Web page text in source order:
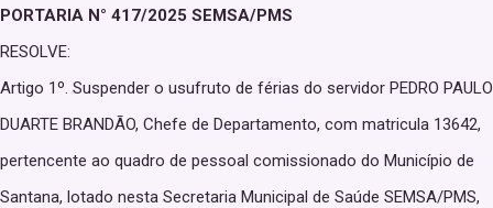
PORTARIA N° 417/2025 SEMSA/PMS
RESOLVE:
Artigo 1º. Suspender o usufruto de férias do servidor PEDRO PAULO
DUARTE BRANDÃO, Chefe de Departamento, com matricula 13642,
pertencente ao quadro de pessoal comissionado do Município de
Santana, lotado nesta Secretaria Municipal de Saúde SEMSA/PMS,